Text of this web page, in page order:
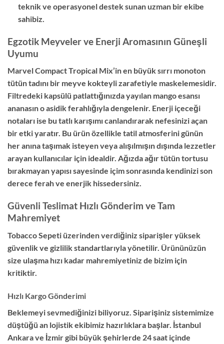
teknik ve operasyonel destek sunan uzman bir ekibe
sahibiz.
Egzotik Meyveler ve Enerji Aromasının Güneşli
Uyumu
Marvel Compact Tropical Mix’in en büyük sırrı monoton
tütün tadını bir meyve kokteyli zarafetiyle maskelemesidir.
Filtredeki kapsülü patlattığınızda yayılan mango esansı
ananasın o asidik ferahlığıyla dengelenir. Enerji içeceği
notaları ise bu tatlı karışımı canlandırarak nefesinizi açan
bir etki yaratır. Bu ürün özellikle tatil atmosferini günün
her anına taşımak isteyen veya alışılmışın dışında lezzetler
arayan kullanıcılar için idealdir. Ağızda ağır tütün tortusu
bırakmayan yapısı sayesinde içim sonrasında kendinizi son
derece ferah ve enerjik hissedersiniz.
Güvenli Teslimat Hızlı Gönderim ve Tam
Mahremiyet
Tobacco Sepeti üzerinden verdiğiniz siparişler yüksek
güvenlik ve gizlilik standartlarıyla yönetilir. Ürününüzün
size ulaşma hızı kadar mahremiyetiniz de bizim için
kritiktir.
Hızlı Kargo Gönderimi
Beklemeyi sevmediğinizi biliyoruz. Siparişiniz sistemimize
düştüğü an lojistik ekibimiz hazırlıklara başlar. İstanbul
Ankara ve İzmir gibi büyük şehirlerde 24 saat içinde